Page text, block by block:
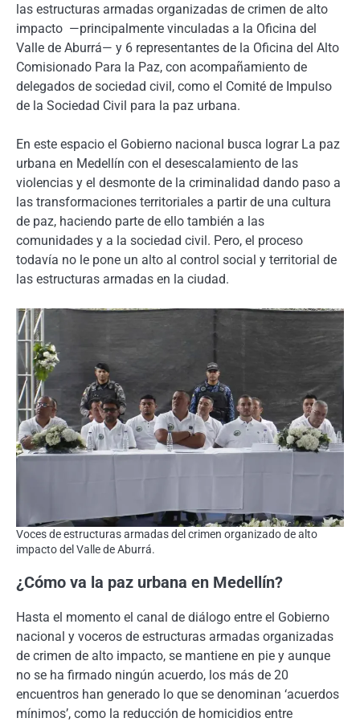
las estructuras armadas organizadas de crimen de alto
impacto —principalmente vinculadas a la Oficina del
Valle de Aburrá— y 6 representantes de la Oficina del Alto
Comisionado Para la Paz, con acompañamiento de
delegados de sociedad civil, como el Comité de Impulso
de la Sociedad Civil para la paz urbana.
En este espacio el Gobierno nacional busca lograr La paz
urbana en Medellín con el desescalamiento de las
violencias y el desmonte de la criminalidad dando paso a
las transformaciones territoriales a partir de una cultura
de paz, haciendo parte de ello también a las
comunidades y a la sociedad civil. Pero, el proceso
todavía no le pone un alto al control social y territorial de
las estructuras armadas en la ciudad.
Voces de estructuras armadas del crimen organizado de alto
impacto del Valle de Aburrá.
¿Cómo va la paz urbana en Medellín?
Hasta el momento el canal de diálogo entre el Gobierno
nacional y voceros de estructuras armadas organizadas
de crimen de alto impacto, se mantiene en pie y aunque
no se ha firmado ningún acuerdo, los más de 20
encuentros han generado lo que se denominan ‘acuerdos
mínimos’, como la reducción de homicidios entre